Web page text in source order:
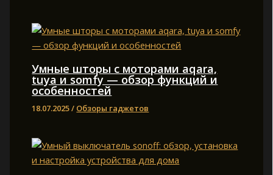
Умные шторы с моторами aqara,
tuya и somfy — обзор функций и
особенностей
18.07.2025/ Обзоры гаджетов